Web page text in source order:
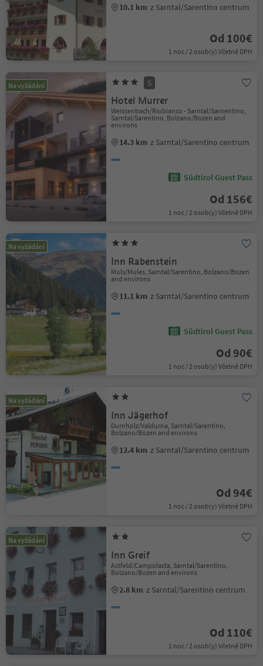
10.1 km z Sarntal/Sarentino centrum
Od 100€
1 noc / 2 osob(y) Včetně DPH
Na vyžádání S
Hotel Murrer
Weissenbach/Riobianco - Sarntal/Sarnentino,
Sarntal/Sarentino, Bolzano/Bozen and
environs
14.3 km z Sarntal/Sarentino centrum
Südtirol Guest Pass
Od 156€
1 noc / 2 osob(y) Včetně DPH
Na vyžádání
Inn Rabenstein
Muls/Mules, Sarntal/Sarentino, Bolzano/Bozen
and environs
11.1 km z Sarntal/Sarentino centrum
Südtirol Guest Pass
Od 90€
1 noc / 2 osob(y) Včetně DPH
Na vyžádání
Inn Jägerhof
Durnholz/Valdurna, Sarntal/Sarentino,
Bolzano/Bozen and environs
12.4 km z Sarntal/Sarentino centrum
Od 94€
1 noc / 2 osob(y) Včetně DPH
Na vyžádání
Inn Greif
Astfeld/Campolasta, Sarntal/Sarentino,
Bolzano/Bozen and environs
2.8 km z Sarntal/Sarentino centrum
Od 110€
1 noc / 2 osob(y) Včetně DPH